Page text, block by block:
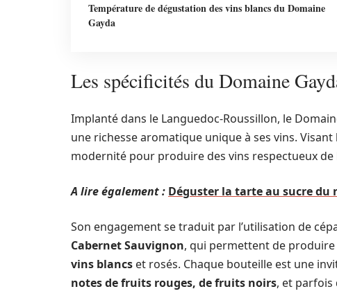
Température de dégustation des vins blancs du Domaine
Gayda
Les spécificités du Domaine
Implanté dans le Languedoc-Roussillon, le
une richesse aromatique unique à ses vins.
modernité pour produire des vins respectueux de
A lire également : Déguster la tarte au sucre du
Son engagement se traduit par l’utilisation de
Cabernet Sauvignon, qui permettent de
vins blancs et rosés. Chaque bouteille est une
notes de fruits rouges, de fruits noirs, et parfois